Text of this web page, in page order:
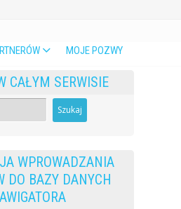
MOJE POZWY
CAŁYM SERWISIE
WPROWADZANIA
DO BAZY DANYCH